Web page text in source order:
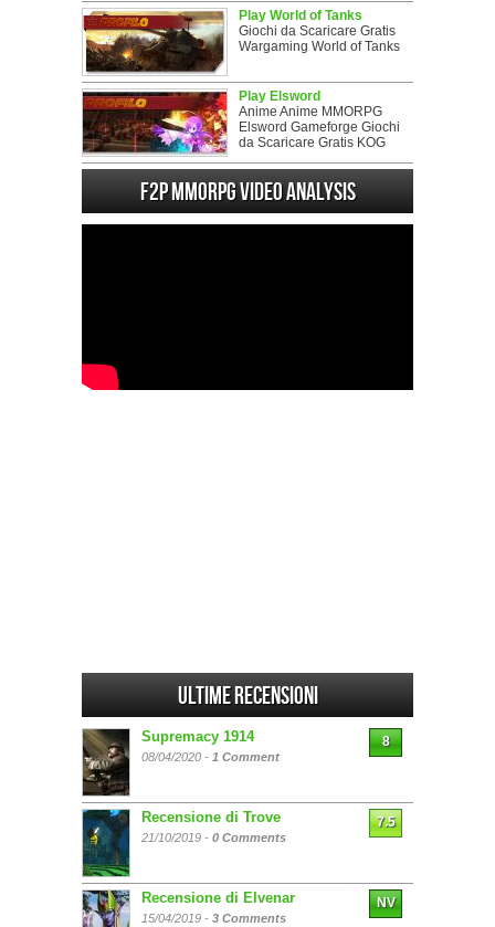
Play World of Tanks
Giochi da Scaricare Gratis
Wargaming World of Tanks
Play Elsword
Anime Anime MMORPG
Elsword Gameforge Giochi
da Scaricare Gratis KOG
F2P MMORPG Video analysis
Ultime Recensioni
Supremacy 1914
08/04/2020 - 1 Comment
8
Recensione di Trove
21/10/2019 - 0 Comments
7.5
Recensione di Elvenar
15/04/2019 - 3 Comments
NV